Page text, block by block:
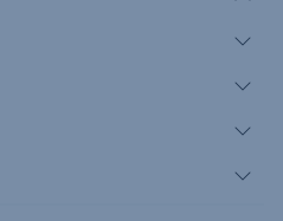
egyedi